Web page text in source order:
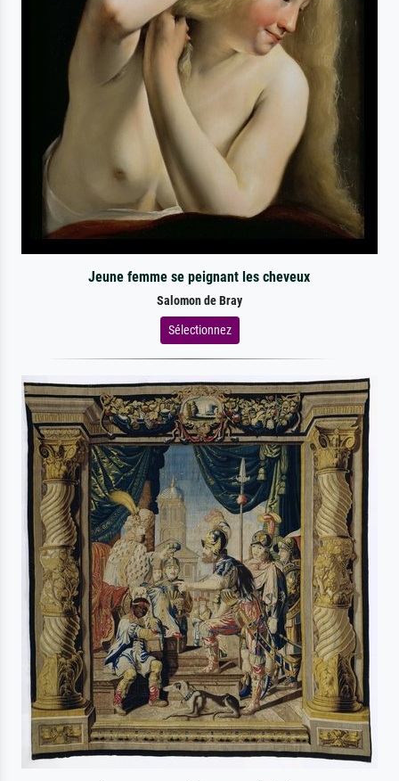
Jeune femme se peignant les cheveux
Salomon de Bray
Sélectionnez